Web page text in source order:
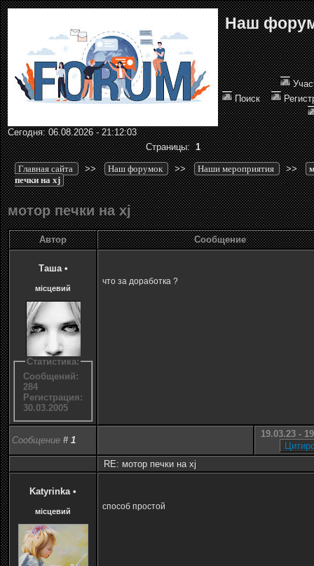
Наш
Поиск
Сегодня: 06.08.2026 - 21:12:03
Страницы:1
Главная сайта >> Наш форумок >> Наши мероприятия >>
печки на xj
мотор печки на xj
Автор Сообщение
Таша •
місцевий
Статистика:
Сообщений:
284
Регистрация:
30.03.2005
что за доработка ?
Сообщение # 1
19.03.23 -
RE: мотор печки на xj
Katyrinka •
місцевий способ простой